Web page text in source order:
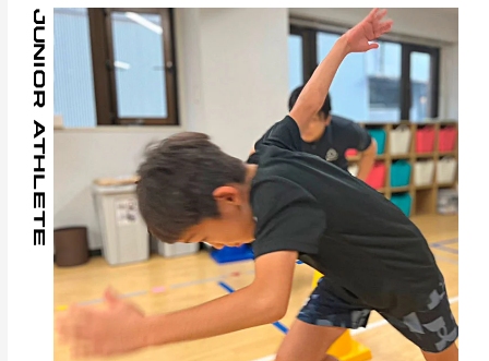
JUNIOR ATHLETE